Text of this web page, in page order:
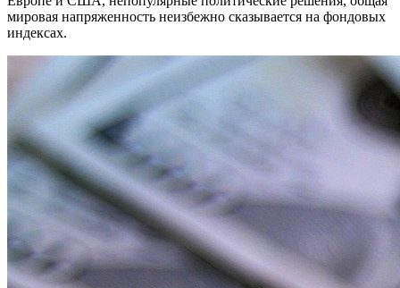
мировая напряженность неизбежно сказывается на фондовых
индексах.